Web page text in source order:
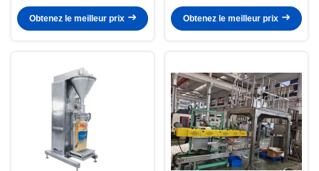
SS304 Matériau
Obtenez le meilleur prix
remplissage de 25 kg à 50 kg
Obtenez le meilleur prix